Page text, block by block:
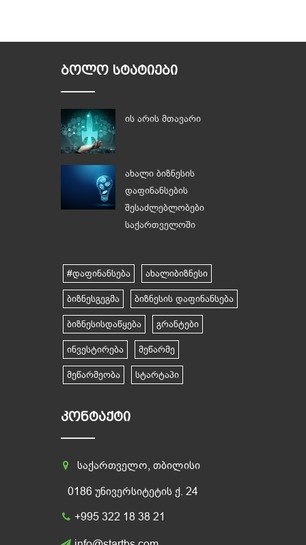
ᲑᲝᲚᲝ ᲡᲢᲐᲢᲘᲔᲑᲘ
ის არის მთავარი
ახალი ბიზნესის
დაფინანსების
შესაძლებლობები
საქართველოში
#დაფინანსება ახალიბიზნესი
ბიზნესგეგმა ბიზნესის დაფინანსება
ბიზნესისდაწყება გრანტები
ინვესტირება მეწარმე
მეწარმეობა სტარტაპი
ᲙᲝᲜᲢᲐᲥᲢᲘ
საქართველო, თბილისი
0186 უნივერსიტეტის ქ. 24
+995 322 18 38 21